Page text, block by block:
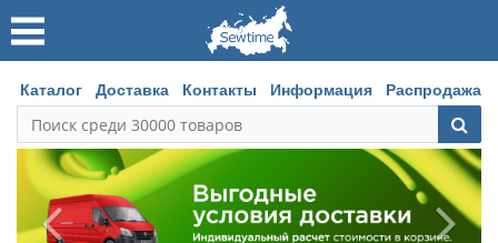
Каталог Доставка Контакты Информация Распродажа